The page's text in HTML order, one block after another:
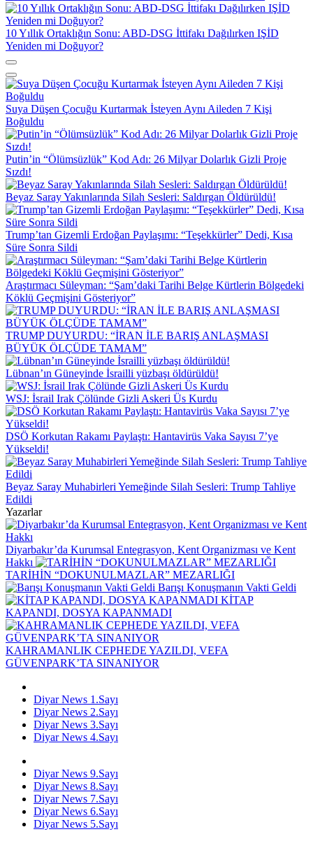
10 Yıllık Ortaklığın Sonu: ABD-DSG İttifakı Dağılırken IŞİD
Yeniden mi Doğuyor?
Suya Düşen Çocuğu Kurtarmak İsteyen Aynı Aileden 7 Kişi
Boğuldu
Putin’in “Ölümsüzlük” Kod Adı: 26 Milyar Dolarlık Gizli Proje
Sızdı!
Beyaz Saray Yakınlarında Silah Sesleri: Saldırgan Öldürüldü!
Trump’tan Gizemli Erdoğan Paylaşımı: “Teşekkürler” Dedi, Kısa
Süre Sonra Sildi
Araştırmacı Süleyman: “Şam’daki Tarihi Belge Kürtlerin Bölgedeki
Köklü Geçmişini Gösteriyor”
TRUMP DUYURDU: “İRAN İLE BARIŞ ANLAŞMASI
BÜYÜK ÖLÇÜDE TAMAM”
Lübnan’ın Güneyinde İsrailli yüzbaşı öldürüldü!
WSJ: İsrail Irak Çölünde Gizli Askeri Üs Kurdu
DSÖ Korkutan Rakamı Paylaştı: Hantavirüs Vaka Sayısı 7’ye
Yükseldi!
Beyaz Saray Muhabirleri Yemeğinde Silah Sesleri: Trump Tahliye
Edildi
Yazarlar
Diyarbakır’da Kurumsal Entegrasyon, Kent Organizması ve Kent
Hakkı
TARİHİN “DOKUNULMAZLAR” MEZARLIĞI
Barışı Konuşmanın Vakti Geldi
KİTAP
KAPANDI, DOSYA KAPANMADI
KAHRAMANLIK CEPHEDE YAZILDI, VEFA
GÜVENPARK’TA SINANIYOR
Diyar News 1.Sayı
Diyar News 2.Sayı
Diyar News 3.Sayı
Diyar News 4.Sayı
Diyar News 9.Sayı
Diyar News 8.Sayı
Diyar News 7.Sayı
Diyar News 6.Sayı
Diyar News 5.Sayı